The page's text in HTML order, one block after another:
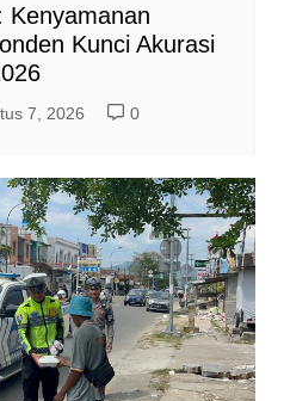
Kenyamanan
Kunci Akurasi
7, 2026 0